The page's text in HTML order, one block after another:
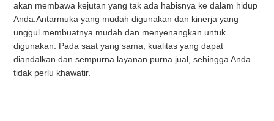
akan membawa kejutan yang tak ada habisnya ke dalam hidup
Anda.Antarmuka yang mudah digunakan dan kinerja yang
unggul membuatnya mudah dan menyenangkan untuk
digunakan. Pada saat yang sama, kualitas yang dapat
diandalkan dan sempurna layanan purna jual, sehingga Anda
tidak perlu khawatir.